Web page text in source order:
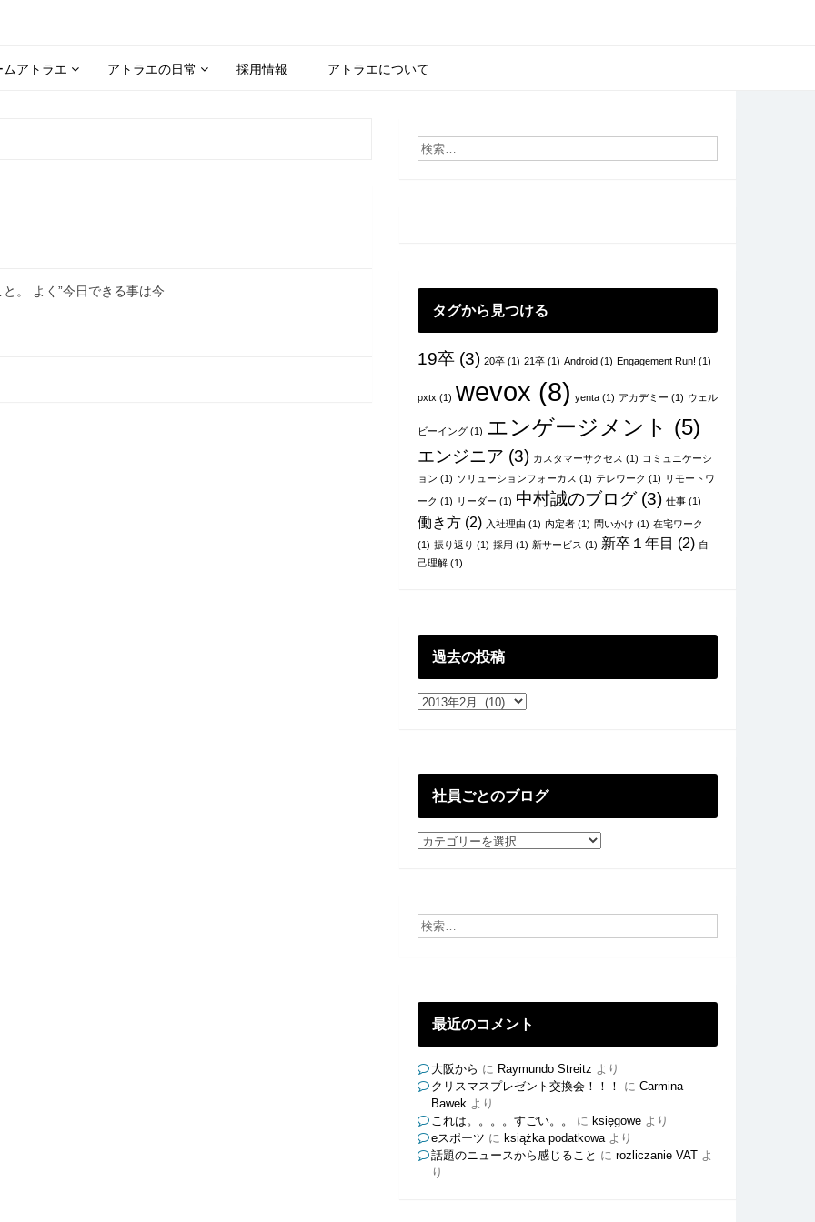
ムアトラエ アトラエの日常 採用情報 アトラエについて
。 よく”今日できる事は今…
タグから見つける
19卒(3) 20卒(1) 21卒(1) Android(1) Engagement Run! (1)
pxtx (1) wevox (8) yenta(1) アカデミー (1) ウェル
ビーイング(1) エンゲージメント (5)
エンジニア (3) カスタマーサクセス (1) コミュニケーシ
ョン (1) ソリューションフォーカス (1) テレワーク (1) リモートワ
ーク (1) リーダー (1) 中村誠のブログ(3) 仕事(1)
働き方(2) 入社理由 (1) 内定者(1) 問いかけ (1) 在宅ワーク
(1) 振り返り (1) 採用 (1) 新サービス (1) 新卒１年目 (2) 自
己理解(1)
過去の投稿
過
社員ごとのブログ
社
ブ
最近のコメント
大阪から に Raymundo Streitz より
クリスマスプレゼント交換会！！！
に Carmina
Bawekより
これは。。。。すごい。。
に księgoweより
eスポーツ に książka podatkowaより
話題のニュースから感じること に rozliczanie VATよ
り